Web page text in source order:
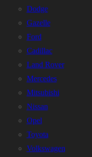
Dodge
Gazelle
Ford
Cadillac
Land Rover
Mercedes
Mitsubishi
Nissan
Opel
Toyota
Volkswagen